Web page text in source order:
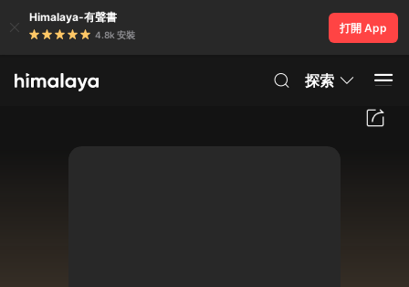
Himalaya-有聲書
4.8k 安裝
打開 App
探索